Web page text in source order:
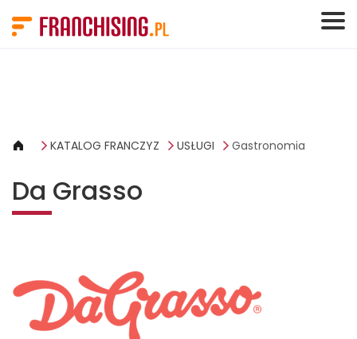
KATALOG FRANCZYZ USŁUGI Gastronomia
Da Grasso